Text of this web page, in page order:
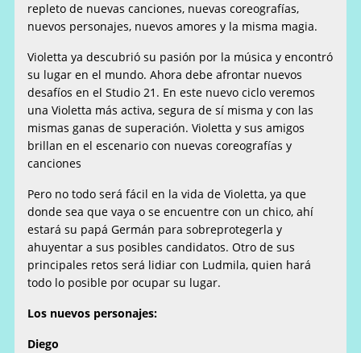
repleto de nuevas canciones, nuevas coreografías,
nuevos personajes, nuevos amores y la misma magia.
Violetta ya descubrió su pasión por la música y encontró
su lugar en el mundo. Ahora debe afrontar nuevos
desafíos en el Studio 21. En este nuevo ciclo veremos
una Violetta más activa, segura de sí misma y con las
mismas ganas de superación. Violetta y sus amigos
brillan en el escenario con nuevas coreografías y
canciones
Pero no todo será fácil en la vida de Violetta, ya que
donde sea que vaya o se encuentre con un chico, ahí
estará su papá Germán para sobreprotegerla y
ahuyentar a sus posibles candidatos. Otro de sus
principales retos será lidiar con Ludmila, quien hará
todo lo posible por ocupar su lugar.
Los nuevos personajes:
Diego